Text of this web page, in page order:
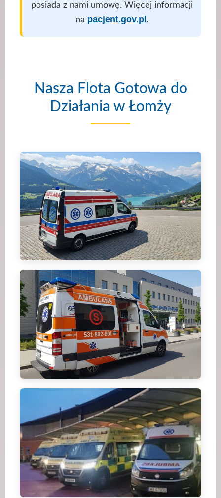
posiada z nami umowę. Więcej informacji
na pacjent.gov.pl.
Nasza Flota Gotowa do
Działania w Łomży